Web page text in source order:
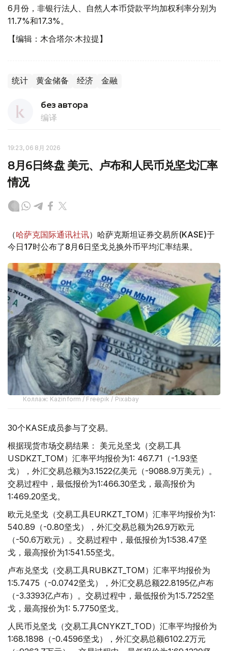
6月份，非银行法人、自然人本币贷款平均加权利率分别为
11.7%和17.3%。
【编辑：木合塔尔·木拉提】
统计 黄金储备 经济 金融
без автора
编译
19:23, 06 8月 2026
8月6日终盘 美元、卢布和人民币兑坚戈汇率
情况
（哈萨克国际通讯社讯）哈萨克斯坦证券交易所(KASE)于
今日17时公布了8月6日坚戈兑换外币平均汇率结果。
Коллаж: Kazinform / Freepik / Pixabay
30个KASE成员参与了交易。
根据现货市场交易结果： 美元兑坚戈（交易工具
USDKZT_TOM）汇率平均报价为1: 467.71（-1.93坚
戈），外汇交易总额为3.1522亿美元（-9088.9万美元）。
交易过程中，最低报价为1:466.30坚戈，最高报价为
1:469.20坚戈。
欧元兑坚戈（交易工具EURKZT_TOM）汇率平均报价为1:
540.89（-0.80坚戈），外汇交易总额为26.9万欧元
（-50.6万欧元）。交易过程中，最低报价为1:538.47坚
戈，最高报价为1:541.55坚戈。
卢布兑坚戈（交易工具RUBKZT_TOM）汇率平均报价为
1:5.7475（-0.0742坚戈），外汇交易总额22.8195亿卢布
（-3.3393亿卢布）。交易过程中，最低报价为1:5.7252坚
戈，最高报价为1: 5.7750坚戈。
人民币兑坚戈（交易工具CNYKZT_TOD）汇率平均报价为
1:68.1898（-0.4596坚戈），外汇交易总额6102.2万元